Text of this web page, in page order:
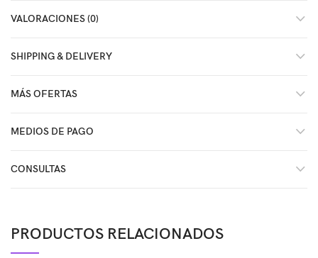
VALORACIONES (0)
SHIPPING & DELIVERY
MÁS OFERTAS
MEDIOS DE PAGO
CONSULTAS
PRODUCTOS RELACIONADOS